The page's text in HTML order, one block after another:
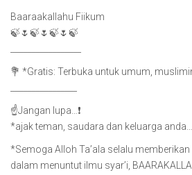
Baaraakallahu Fiikum
🍃🌷🍃🌷🍃🌷🍃
💐 *Gratis: Terbuka untuk umum,
☝️Jangan lupa…❗️
*ajak teman, saudara dan keluarga
*Semoga Alloh Ta’ala selalu
dalam menuntut ilmu syar’i,